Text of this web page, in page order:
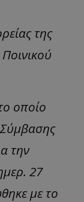
της
οποίο
την
27
με το